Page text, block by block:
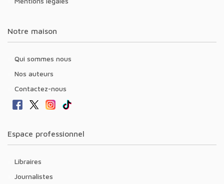
Notre maison
Qui sommes nous
Nos auteurs
Contactez-nous
Espace professionnel
Libraires
Journalistes